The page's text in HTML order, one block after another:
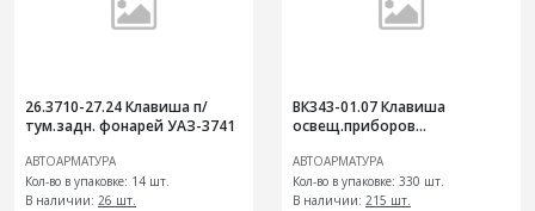
26.3710-27.24 Клавиша п/
тум.задн. фонарей УАЗ-3741
АВТОАРМАТУРА
Кол-во в упаковке: 14 шт.
В наличии: 26 шт.
ВК343-01.07 Клавиша
освещ.приборов
АВТОАРМАТУРА
Кол-во в упаковке: 330 шт.
В наличии: 215 шт.